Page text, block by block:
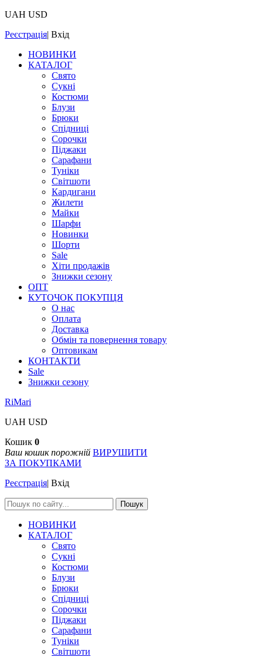
UAH USD
Реєстрація| Вхід
НОВИНКИ
КАТАЛОГ
Свято
Сукні
Костюми
Блузи
Брюки
Спідниці
Сорочки
Піджаки
Сарафани
Туніки
Світшоти
Кардигани
Жилети
Майки
Шарфи
Новинки
Шорти
Sale
Хіти продажів
Знижки сезону
ОПТ
КУТОЧОК ПОКУПЦЯ
О нас
Оплата
Доставка
Обмін та повернення товару
Оптовикам
КОНТАКТИ
Sale
Знижки сезону
RiMari
UAH USD
Кошик 0
Ваш кошик порожній ВИРУШИТИ
ЗА ПОКУПКАМИ
Реєстрація| Вхід
Пошук
НОВИНКИ
КАТАЛОГ
Свято
Сукні
Костюми
Блузи
Брюки
Спідниці
Сорочки
Піджаки
Сарафани
Туніки
Світшоти